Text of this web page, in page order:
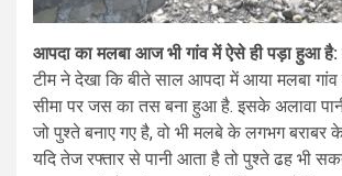
आपदा का मलबा आज भी गांव में ऐसे ही पड़ा हुआ है:
टीम ने देखा कि बीते साल आपदा में आया मलबा
सीमा पर जस का तस बना हुआ है. इसके अलावा
जो पुश्ते बनाए गए है, वो भी मलबे के लगभग बराबर
यदि तेज रफ्तार से पानी आता है तो पुश्ते ढह भी